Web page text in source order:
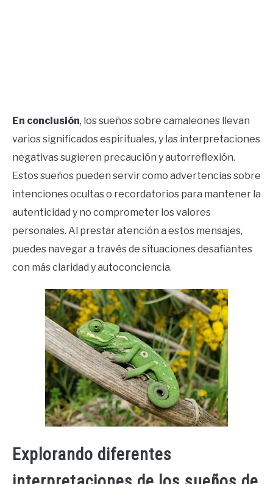
En conclusión, los sueños sobre camaleones llevan
varios significados espirituales, y las interpretaciones
negativas sugieren precaución y autorreflexión.
Estos sueños pueden servir como advertencias sobre
intenciones ocultas o recordatorios para mantener la
autenticidad y no comprometer los valores
personales. Al prestar atención a estos mensajes,
puedes navegar a través de situaciones desafiantes
con más claridad y autoconciencia.
Explorando diferentes